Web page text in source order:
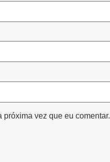
vez que eu comentar.